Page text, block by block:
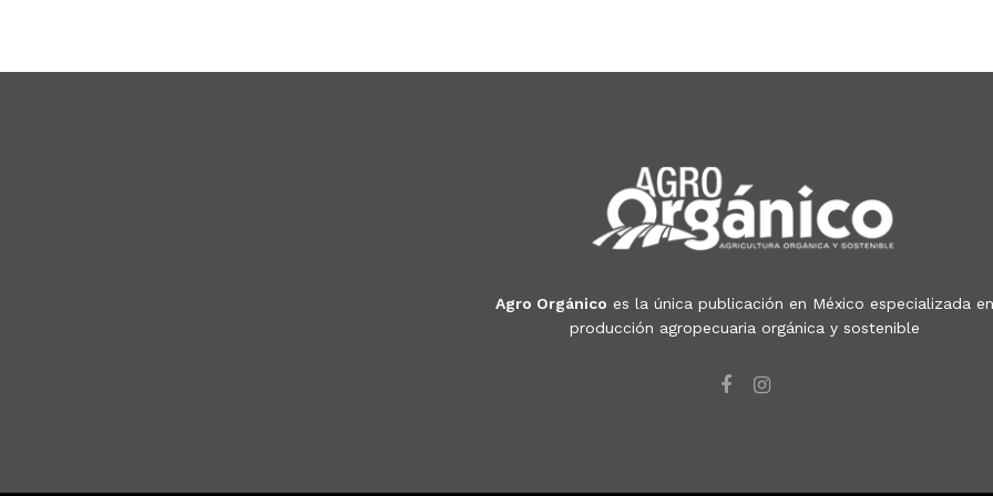
Agro Orgánico es la única publicación en México especializada en
producción agropecuaria orgánica y sostenible